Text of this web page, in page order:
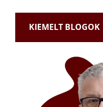
KIEMELT BLOGOK